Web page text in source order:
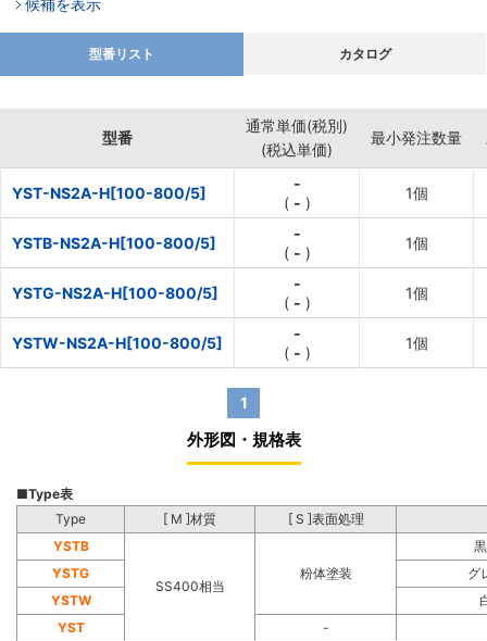
候補を表示
型番リスト カタログ
型番
通常単価(税別)
(税込単価)
最小発注数量
YST-NS2A-H[100-800/5]
-
( - )
1個
YSTB-NS2A-H[100-800/5]
-
( - )
1個
YSTG-NS2A-H[100-800/5]
-
( - )
1個
YSTW-NS2A-H[100-800/5]
-
( - )
1個
1
外形図・規格表
■Type表
Type
[ M ]材質
[ S ]表面処理
YSTB
SS400相当
粉体塗装
YSTG
グ
YSTW
YST
-